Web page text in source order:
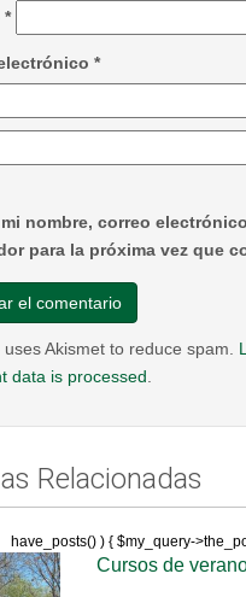
*
*
nombre, correo
para la próxima vez que
Akismet to reduce spam.
data is processed
Relacionadas
have_posts() ) { $my_query-
Cursos de